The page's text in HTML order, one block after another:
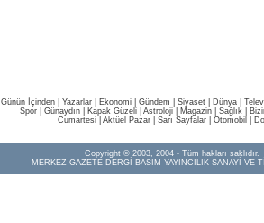
Günün İçinden Yazarlar Ekonomi Gündem Siyaset Dünya |
Spor
Günaydın Kapak Güzeli Astroloji Magazin Sağlık
Cumartesi| Aktüel Pazar| Sarı Sayfalar| Otomobil
Copyright © 2003, 2004 - Tüm hakları saklıdır.
MERKEZ GAZETE DERGİ BASIM YAYINCILIK SANAYİ VE